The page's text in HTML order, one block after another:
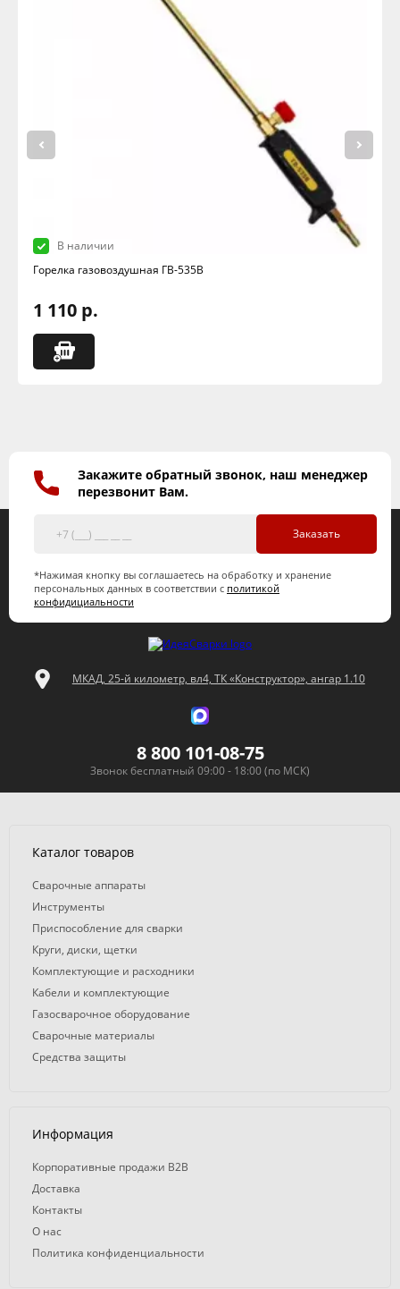
В наличии
Горелка газовоздушная ГВ-535В
1 110 р.
Закажите обратный звонок, наш менеджер
перезвонит Вам.
Заказать
*Нажимая кнопку вы соглашаетесь на обработку и хранение
персональных данных в соответствии с политикой
конфидициальности
МКАД, 25-й километр, вл4, ТК «Конструктор», ангар 1.10
8 800 101-08-75
Звонок бесплатный 09:00 - 18:00 (по МСК)
Каталог товаров
Сварочные аппараты
Инструменты
Приспособление для сварки
Круги, диски, щетки
Комплектующие и расходники
Кабели и комплектующие
Газосварочное оборудование
Сварочные материалы
Средства защиты
Информация
Корпоративные продажи B2B
Доставка
Контакты
О нас
Политика конфиденциальности